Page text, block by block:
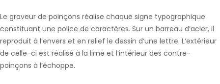
Le graveur de poinçons réalise chaque signe typographique
constituant une police de caractères. Sur un barreau d’acier, il
reproduit à l’envers et en relief le dessin d’une lettre. L’extérieur
de celle-ci est réalisé à la lime et l’intérieur des contre-
poinçons à l’échoppe.